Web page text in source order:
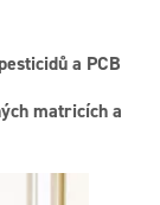
a PCB
matricích a